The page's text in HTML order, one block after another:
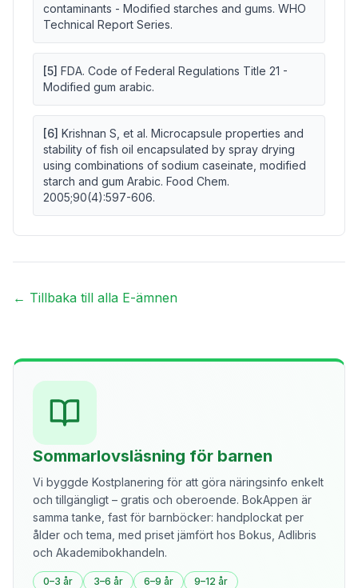
contaminants - Modified starches and gums. WHO
Technical Report Series.
[5] FDA. Code of Federal Regulations Title 21 -
Modified gum arabic.
[6] Krishnan S, et al. Microcapsule properties and
stability of fish oil encapsulated by spray drying
using combinations of sodium caseinate, modified
starch and gum Arabic. Food Chem.
2005;90(4):597-606.
← Tillbaka till alla E-ämnen
Sommarlovsläsning för barnen
Vi byggde Kostplanering för att göra näringsinfo enkelt
och tillgängligt – gratis och oberoende. BokAppen är
samma tanke, fast för barnböcker: handplockat per
ålder och tema, med priset jämfört hos Bokus, Adlibris
och Akademibokhandeln.
0–3 år 3–6 år 6–9 år 9–12 år